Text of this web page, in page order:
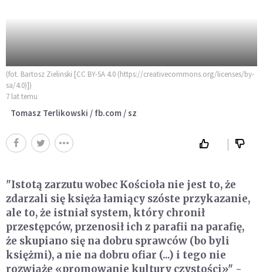
(fot. Bartosz Zielinski [CC BY-SA 4.0 (https://creativecommons.org/licenses/by-
sa/4.0)])
7 lat temu
Tomasz Terlikowski / fb.com / sz
"Istotą zarzutu wobec Kościoła nie jest to, że
zdarzali się księża łamiący szóste przykazanie,
ale to, że istniał system, który chronił
przestępców, przenosił ich z parafii na parafię,
że skupiano się na dobru sprawców (bo byli
księżmi), a nie na dobru ofiar (...) i tego nie
rozwiąże «promowanie kultury czystości»" -